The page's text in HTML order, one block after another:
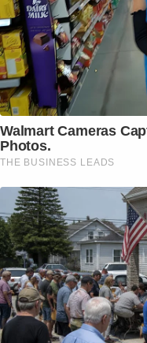
Walmart Cameras
Photos.
THE BUSINESS LEADS